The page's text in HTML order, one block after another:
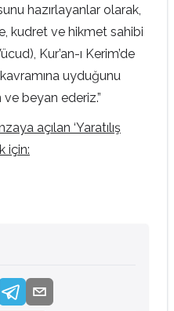
hazırlayanlar olarak,
kudret ve hikmet sahibi
Kur’an-ı Kerim’de
uyduğunu
beyan ederiz.”
açılan ‘Yaratılış
için: